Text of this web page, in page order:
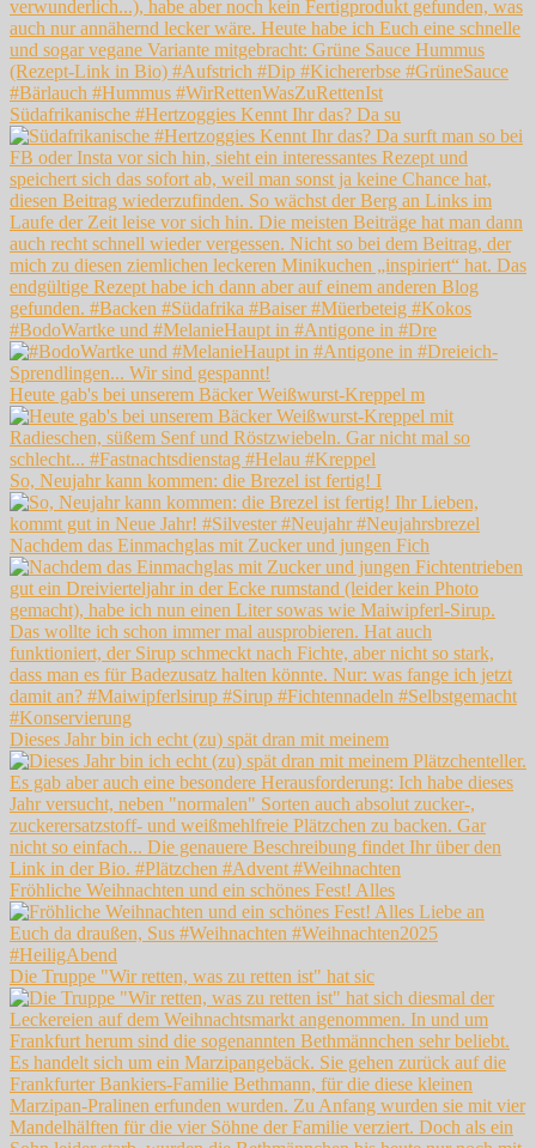
Südafrikanische #Hertzoggies Kennt Ihr das? Da su
#BodoWartke und #MelanieHaupt in #Antigone in #Dre
Heute gab's bei unserem Bäcker Weißwurst-Kreppel m
So, Neujahr kann kommen: die Brezel ist fertig! I
Nachdem das Einmachglas mit Zucker und jungen Fich
Dieses Jahr bin ich echt (zu) spät dran mit meinem
Fröhliche Weihnachten und ein schönes Fest! Alles
Die Truppe "Wir retten, was zu retten ist" hat sic